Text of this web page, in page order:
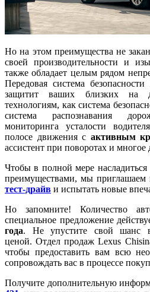
Но на этом преимущества не
своей производительности и
также обладает целым рядом
Передовая система безопасности
защитит ваших близких на
технологиям, как система
система распознавания
мониторинга усталости
полосе движения с активным
ассистент при поворотах и многое
Чтобы в полной мере
преимуществами, мы приглашаем
тест-драйв и испытать новые
Но запомните! Количество
специальное предложение
года. Не упустите свой шанс
ценой. Отдел продаж Lexus
чтобы предоставить вам всю
сопровождать вас в процессе
Получите дополнительную